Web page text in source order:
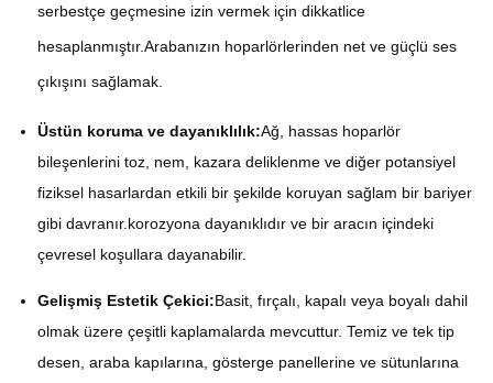
serbestçe geçmesine izin vermek için dikkatlice
hesaplanmıştır.Arabanızın hoparlörlerinden net ve güçlü ses
çıkışını sağlamak.
Üstün koruma ve dayanıklılık:Ağ, hassas hoparlör
bileşenlerini toz, nem, kazara deliklenme ve diğer potansiyel
fiziksel hasarlardan etkili bir şekilde koruyan sağlam bir bariyer
gibi davranır.korozyona dayanıklıdır ve bir aracın içindeki
çevresel koşullara dayanabilir.
Gelişmiş Estetik Çekici:Basit, fırçalı, kapalı veya boyalı dahil
olmak üzere çeşitli kaplamalarda mevcuttur. Temiz ve tek tip
desen, araba kapılarına, gösterge panellerine ve sütunlarına